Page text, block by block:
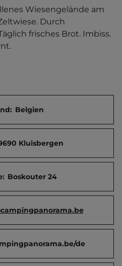
Wiesengelände am
Durch
frisches Brot. Imbiss.
20/70.
Belgien
Kluisbergen
Boskouter 24
de